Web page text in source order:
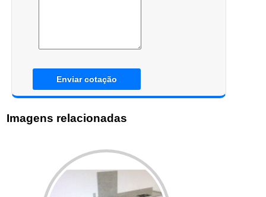
Enviar cotação
Imagens relacionadas